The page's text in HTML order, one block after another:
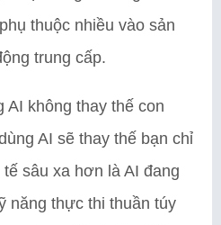
thuộc nhiều vào sản
trung cấp.
AI không thay thế con
AI sẽ thay thế bạn chỉ
sâu xa hơn là AI đang
năng thực thi thuần túy